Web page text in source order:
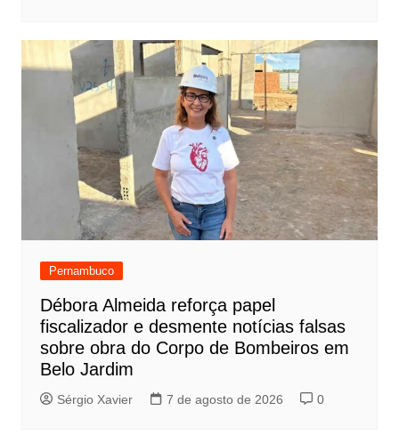
Pernambuco
Débora Almeida reforça papel
fiscalizador e desmente notícias falsas
sobre obra do Corpo de Bombeiros em
Belo Jardim
Sérgio Xavier 7 de agosto de 2026 0